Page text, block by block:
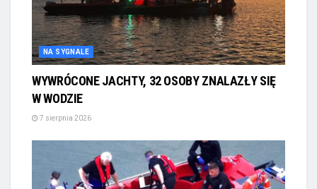
NA SYGNALE
WYWRÓCONE JACHTY, 32 OSOBY ZNALAZŁY SIĘ
W WODZIE
7 sierpnia 2026